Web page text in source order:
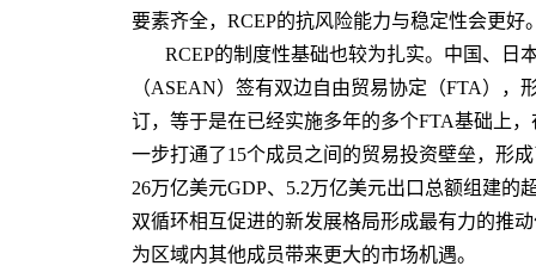
要素齐全，RCEP的抗风险能力与稳定性会更好
RCEP的制度性基础也较为扎实。中国、日
（ASEAN）签有双边自由贸易协定（FTA），
订，等于是在已经实施多年的多个FTA基础上
一步打通了15个成员之间的贸易投资壁垒，形
26万亿美元GDP、5.2万亿美元出口总额组建
双循环相互促进的新发展格局形成最有力的推
为区域内其他成员带来更大的市场机遇。